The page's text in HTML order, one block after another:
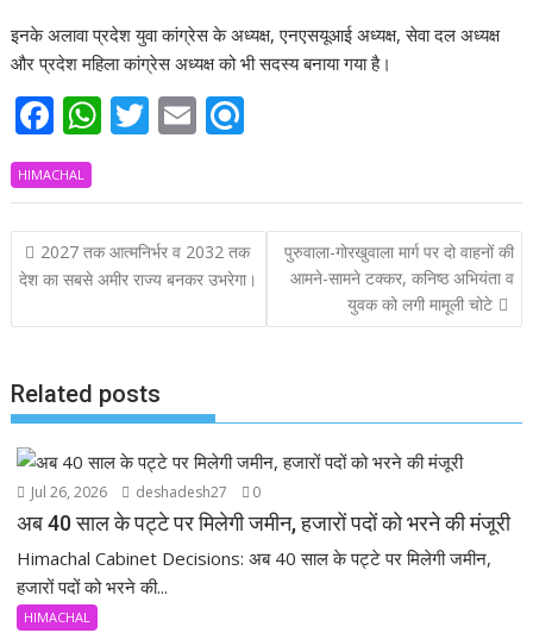
इनके अलावा प्रदेश युवा कांग्रेस के अध्यक्ष, एनएसयूआई अध्यक्ष, सेवा दल अध्यक्ष
और प्रदेश महिला कांग्रेस अध्यक्ष को भी सदस्य बनाया गया है।
F
ac
e
b
o
k
W
at
s
A
p
T
itt
er
E
ai
l
i
n
d
HIMACHAL
Post
navigation
2027 तक आत्मनिर्भर व 2032 तक
देश का सबसे अमीर राज्य बनकर उभरेगा।
पुरुवाला-गोरखुवाला मार्ग पर दो वाहनों की
आमने-सामने टक्कर, कनिष्ठ अभियंता व
युवक को लगी मामूली चोटे
Related posts
Jul 26, 2026 deshadesh27 0
अब 40 साल के पट्टे पर मिलेगी जमीन, हजारों पदों को भरने की मंजूरी
Himachal Cabinet Decisions: अब 40 साल के पट्टे पर मिलेगी जमीन,
हजारों पदों को भरने की...
HIMACHAL